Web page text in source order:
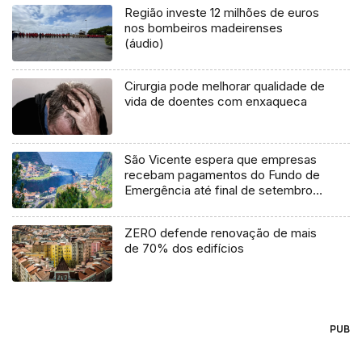
Região investe 12 milhões de euros
nos bombeiros madeirenses
(áudio)
Cirurgia pode melhorar qualidade de
vida de doentes com enxaqueca
São Vicente espera que empresas
recebam pagamentos do Fundo de
Emergência até final de setembro
ZERO defende renovação de mais
de 70% dos edifícios
PUB